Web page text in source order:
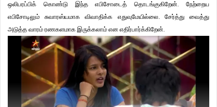
ஒலிபரப்பிக் கொண்டு இந்த எபிசோடைத் தொடங்குகிறேன். நேற்றைய
எபிசோடிலும் சுவாரஸ்யமாக விவாதிக்க எதுவுமேயில்லை. சேர்த்து வைத்து
அடுத்த வாரம் ரணகளமாக இருக்கலாம் என எதிர்பார்க்கிறேன்.